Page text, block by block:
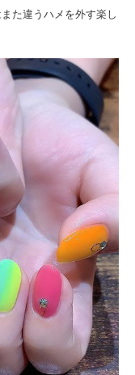
た違うハメを外す楽し